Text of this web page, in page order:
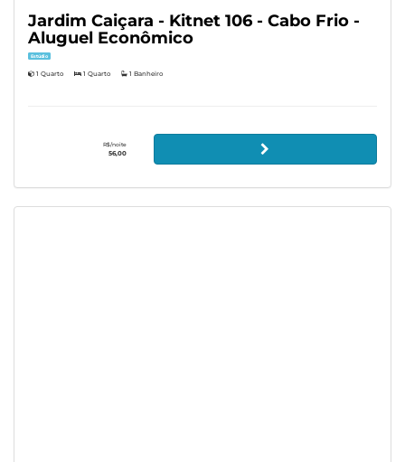
Jardim Caiçara - Kitnet 106 - Cabo Frio -
Aluguel Econômico
Estúdio
1 Quarto 1 Quarto 1 Banheiro
R$/noite
56,00